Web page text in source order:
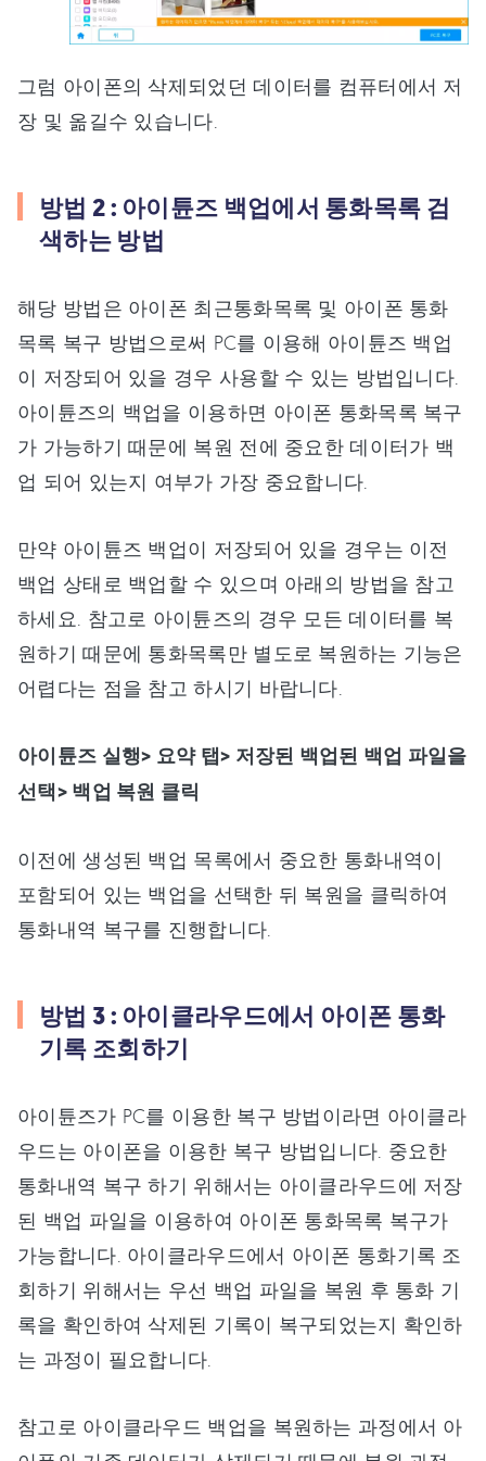
그럼 아이폰의 삭제되었던 데이터를 컴퓨터에서 저
장 및 옮길수 있습니다.
방법 2 : 아이튠즈 백업에서 통화목록 검
색하는 방법
해당 방법은 아이폰 최근통화목록 및 아이폰 통화
목록 복구 방법으로써 PC를 이용해 아이튠즈 백업
이 저장되어 있을 경우 사용할 수 있는 방법입니다.
아이튠즈의 백업을 이용하면 아이폰 통화목록 복구
가 가능하기 때문에 복원 전에 중요한 데이터가 백
업 되어 있는지 여부가 가장 중요합니다.
만약 아이튠즈 백업이 저장되어 있을 경우는 이전
백업 상태로 백업할 수 있으며 아래의 방법을 참고
하세요. 참고로 아이튠즈의 경우 모든 데이터를 복
원하기 때문에 통화목록만 별도로 복원하는 기능은
어렵다는 점을 참고 하시기 바랍니다.
아이튠즈 실행> 요약 탭> 저장된 백업된 백업 파일을
선택> 백업 복원 클릭
이전에 생성된 백업 목록에서 중요한 통화내역이
포함되어 있는 백업을 선택한 뒤 복원을 클릭하여
통화내역 복구를 진행합니다.
방법 3 : 아이클라우드에서 아이폰 통화
기록 조회하기
아이튠즈가 PC를 이용한 복구 방법이라면 아이클라
우드는 아이폰을 이용한 복구 방법입니다. 중요한
통화내역 복구 하기 위해서는 아이클라우드에 저장
된 백업 파일을 이용하여 아이폰 통화목록 복구가
가능합니다. 아이클라우드에서 아이폰 통화기록 조
회하기 위해서는 우선 백업 파일을 복원 후 통화 기
록을 확인하여 삭제된 기록이 복구되었는지 확인하
는 과정이 필요합니다.
참고로 아이클라우드 백업을 복원하는 과정에서 아